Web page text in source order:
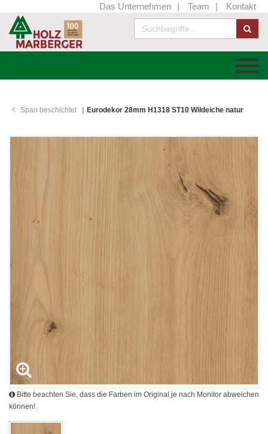
Das Unternehmen Team Kontakt
Span beschichtet Eurodekor 28mm H1318 ST10 Wildeiche natur
Bitte beachten Sie, dass die Farben im Original je nach Monitor abweichen
können!